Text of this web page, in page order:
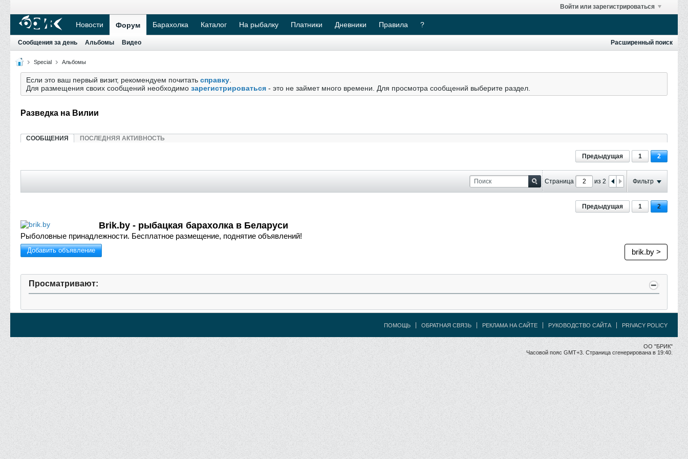
Войти или зарегистрироваться
Новости Форум Барахолка Каталог На рыбалку Платники Дневники Правила ?
Сообщения за день Альбомы Видео Расширенный поиск
Special Альбомы
Если это ваш первый визит, рекомендуем почитать справку
Для размещения своих сообщений необходимо зарегистрироваться - это не займет много времени. Для просмотра сообщений выберите раздел.
Разведка на Вилии
СООБЩЕНИЯ ПОСЛЕДНЯЯ АКТИВНОСТЬ
Предыдущая 1 2
Страница из 2 Фильтр
Предыдущая 1 2
Brik.by - рыбацкая барахолка в Беларуси
Рыболовные принадлежности. Бесплатное размещение, поднятие объявлений!
Добавить объявление brik.by >
Просматривают:
ПОМОЩЬ ОБРАТНАЯ СВЯЗЬ РЕКЛАМА НА САЙТЕ РУКОВОДСТВО САЙТА PRIVACY POLICY
ОО "БРИК"
Часовой пояс GMT+3. Страница сгенерирована в 19:40.